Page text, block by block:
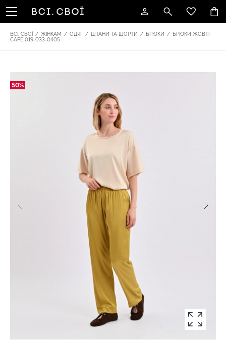
ВСІ. СВОЇ / ЖІНКАМ / ОДЯГ / ШТАНИ ТА ШОРТИ / БРЮКИ / БРЮКИ ЖОВТІ
CAPE 019-033-0405
50%